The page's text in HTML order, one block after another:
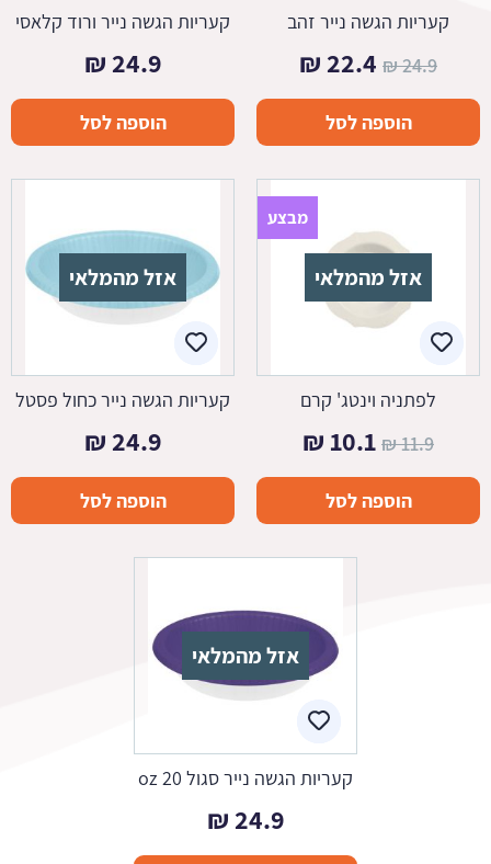
קעריות הגשה נייר זהב
24.9
₪ המחיר
המקורי
היה:
22.4
₪
הנוכחי
הוא:
הוספה לסל
קעריות הגשה נייר ורוד קלאסי
24.9
₪
הוספה לסל
אזל מהמלאי
מבצע
לפתניה וינטג' קרם
11.9
₪ המחיר
המקורי
היה:
10.1
₪
הנוכחי
הוא:
הוספה לסל
אזל מהמלאי
קעריות הגשה נייר כחול פסטל
24.9
₪
הוספה לסל
אזל מהמלאי
קעריות הגשה נייר סגול 20 oz
24.9
₪